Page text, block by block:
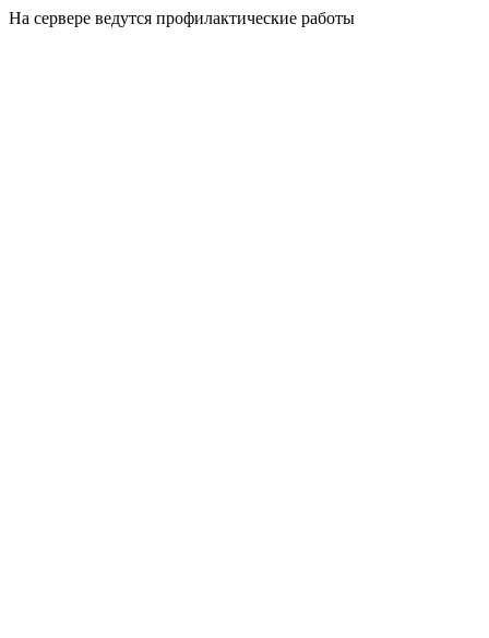
На сервере ведутся профилактические работы